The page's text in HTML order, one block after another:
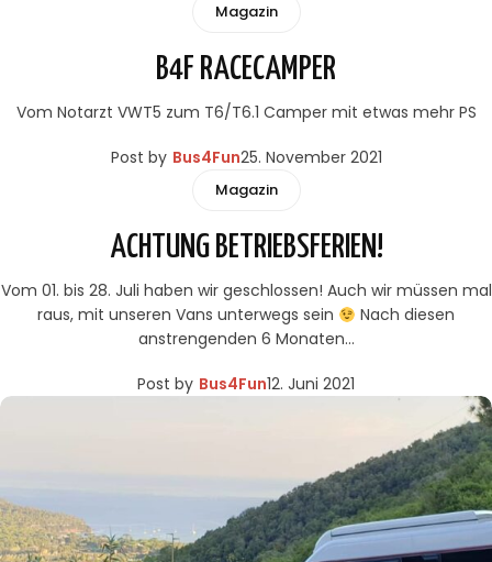
Magazin
B4F RACECAMPER
Vom Notarzt VWT5 zum T6/T6.1 Camper mit etwas mehr PS
Post by Bus4Fun25. November 2021
Magazin
ACHTUNG BETRIEBSFERIEN!
Vom 01. bis 28. Juli haben wir geschlossen! Auch wir müssen mal
raus, mit unseren Vans unterwegs sein
Nach diesen
anstrengenden 6 Monaten…
Post by Bus4Fun12. Juni 2021